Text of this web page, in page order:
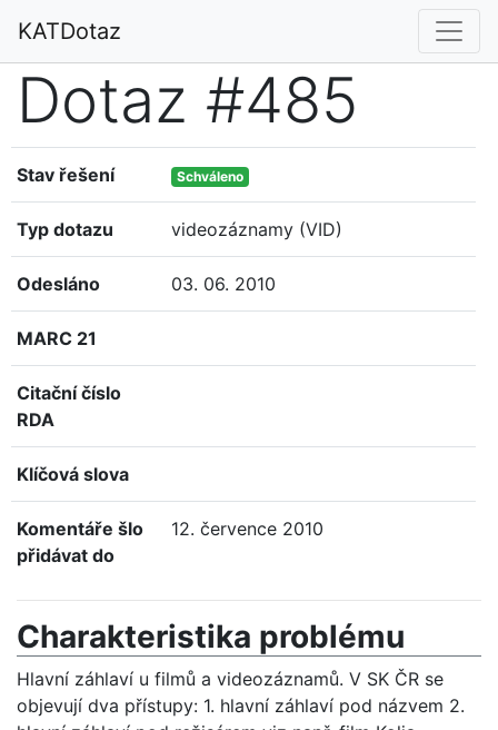
KATDotaz
Dotaz #485
Stav řešení Schváleno
Typ dotazu videozáznamy (VID)
Odesláno 03. 06. 2010
MARC 21
Citační číslo
RDA
Klíčová slova
Komentáře šlo
přidávat do
12. července 2010
Charakteristika problému
Hlavní záhlaví u filmů a videozáznamů. V SK ČR se
objevují dva přístupy: 1. hlavní záhlaví pod názvem 2.